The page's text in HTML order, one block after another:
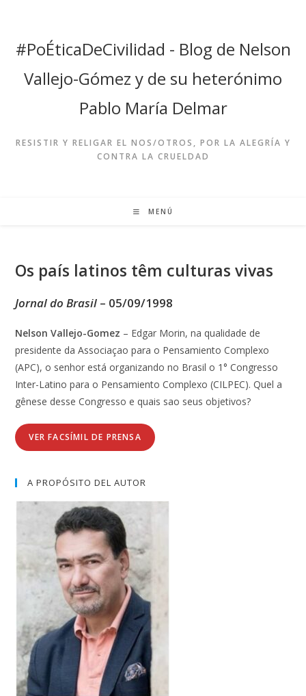
contenido
#PoÉticaDeCivilidad - Blog de Nelson
Vallejo-Gómez y de su heterónimo
Pablo María Delmar
RESISTIR Y RELIGAR EL NOS/OTROS, POR LA ALEGRÍA Y
CONTRA LA CRUELDAD
MENÚ
Os país latinos têm culturas vivas
Jornal do Brasil – 05/09/1998
Nelson Vallejo-Gomez – Edgar Morin, na qualidade de
presidente da Associaçao para o Pensamiento Complexo
(APC), o senhor está organizando no Brasil o 1° Congresso
Inter-Latino para o Pensamiento Complexo (CILPEC). Quel a
gênese desse Congresso e quais sao seus objetivos?
VER FACSÍMIL DE PRENSA
A PROPÓSITO DEL AUTOR